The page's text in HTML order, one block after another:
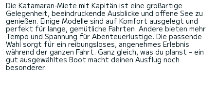
Die Katamaran-Miete mit Kapitän ist eine großartige
Gelegenheit, beeindruckende Ausblicke und offene See zu
genießen. Einige Modelle sind auf Komfort ausgelegt und
perfekt für lange, gemütliche Fahrten. Andere bieten mehr
Tempo und Spannung für Abenteuerlustige. Die passende
Wahl sorgt für ein reibungsloses, angenehmes Erlebnis
während der ganzen Fahrt. Ganz gleich, was du planst – ein
gut ausgewähltes Boot macht deinen Ausflug noch
besonderer.